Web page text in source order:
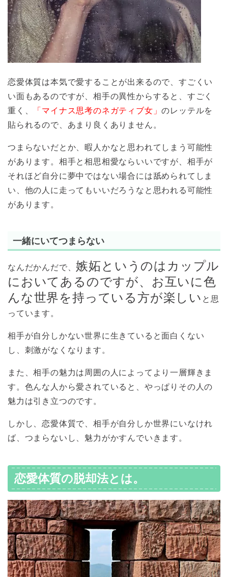
恋愛体質は本気で愛することが出来るので、すごくい
い面もあるのですが、相手の異性からすると、すごく
重く、
「マイナス思考のネガティブ女」のレッテルを
貼られるので、あまり良くありません。
つまらないだとか、暇人かなと思われてしまう可能性
があります。相手と相思相愛ならいいですが、相手が
それほど自分に夢中ではない場合には舐められてしま
い、他の人に走ってもいいだろうなと思われる可能性
があります。
一緒にいてつまらない
なんだかんだで、 嫉妬というのはカップル
においてあるのですが、お互いに色
んな世界を持っている方が楽しい と思
っています。
相手が自分しかない世界に生きていると面白くない
し、刺激がなくなります。
また、相手の魅力は周囲の人によってより一層輝きま
す。色んな人から愛されていると、やっぱりその人の
魅力は引き立つのです。
しかし、恋愛体質で、相手が自分しか世界にいなけれ
ば、つまらないし、魅力がかすんでいきます。
恋愛体質の脱却法とは。